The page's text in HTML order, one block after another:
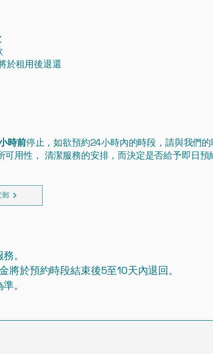
於租用後退還
時前停止，如欲預約24小時內的時段，請與我們的
用性， 清潔服務的安排，而決定是否給予即日預
郵
。
於預約時段結束後5至10天內退回。
。